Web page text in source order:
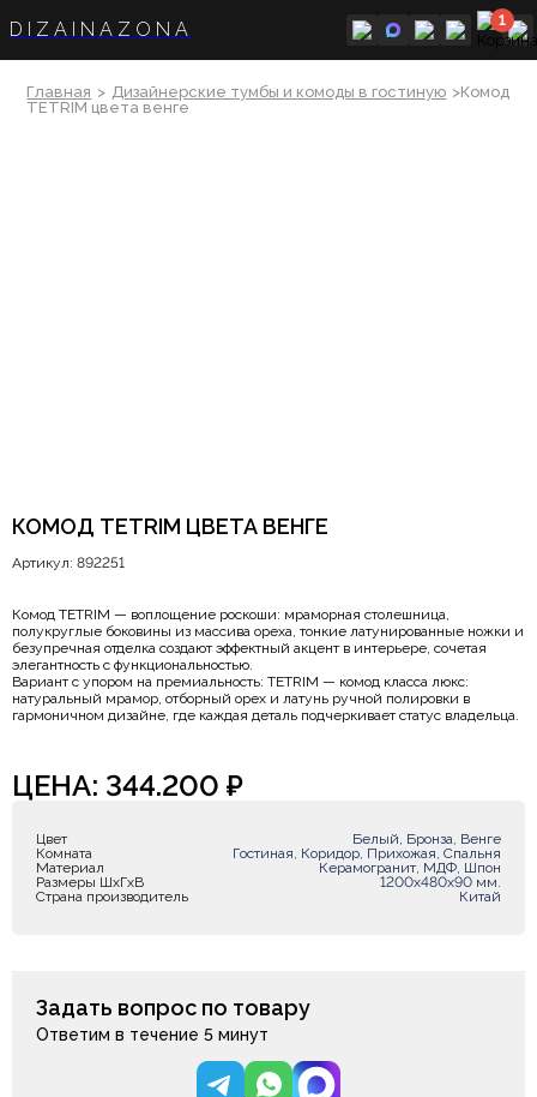
DIZAINAZONA 1
Главная > Дизайнерские тумбы и комоды в гостиную >Комод
TETRIM цвета венге
КОМОД TETRIM ЦВЕТА ВЕНГЕ
Артикул: 892251
Комод TETRIM — воплощение роскоши: мраморная столешница,
полукруглые боковины из массива ореха, тонкие латунированные ножки и
безупречная отделка создают эффектный акцент в интерьере, сочетая
элегантность с функциональностью.
Вариант с упором на премиальность: TETRIM — комод класса люкс:
натуральный мрамор, отборный орех и латунь ручной полировки в
гармоничном дизайне, где каждая деталь подчеркивает статус владельца.
ЦЕНА: 344.200 ₽
Цвет
Белый, Бронза, Венге
Комната
Гостиная, Коридор, Прихожая, Спальня
Материал
Керамогранит, МДФ, Шпон
Размеры ШxГxВ
1200х480х90 мм.
Страна производитель
Китай
Задать вопрос по товару
Ответим в течение 5 минут